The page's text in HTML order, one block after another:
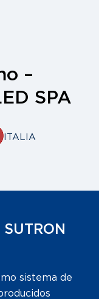
–
SPA
ITALIA
SUTRON
sistema de